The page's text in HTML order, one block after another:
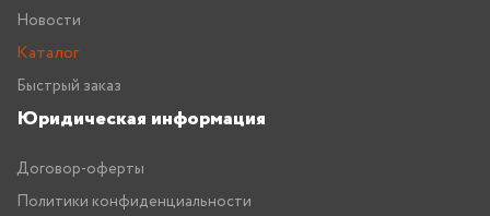
Новости
Каталог
Быстрый заказ
Юридическая информация
Договор-оферты
Политики конфиденциальности